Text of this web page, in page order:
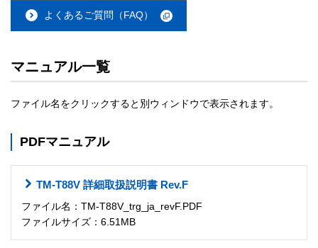
よくあるご質問（FAQ）
マニュアル一覧
ファイル名をクリックすると別ウィンドウで表示されます。
PDFマニュアル
TM-T88V 詳細取扱説明書 Rev.F
ファイル名：TM-T88V_trg_ja_revF.PDF
ファイルサイズ：6.51MB